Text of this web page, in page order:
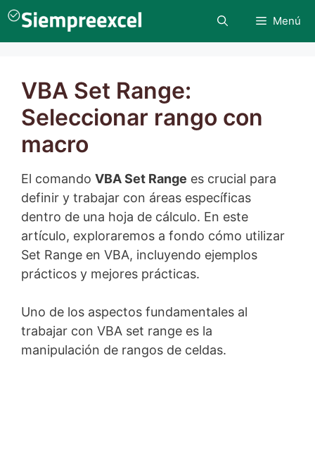
Saltar
contenido
Menú
VBA Set Range:
Seleccionar rango con
macro
El comando VBA Set Range es crucial para
definir y trabajar con áreas específicas
dentro de una hoja de cálculo. En este
artículo, exploraremos a fondo cómo utilizar
Set Range en VBA, incluyendo ejemplos
prácticos y mejores prácticas.
Uno de los aspectos fundamentales al
trabajar con VBA set range es la
manipulación de rangos de celdas.